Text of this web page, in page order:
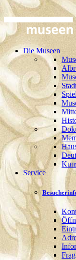
Die Museen
Service